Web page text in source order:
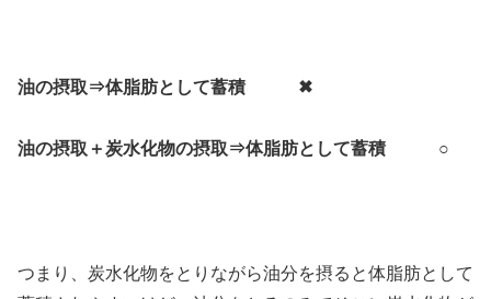
油の摂取⇒体脂肪として蓄積 ✖
油の摂取＋炭水化物の摂取⇒体脂肪として蓄積 ○
つまり、炭水化物をとりながら油分を摂ると体脂肪として